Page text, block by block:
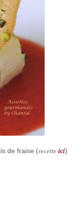
de fraise (recette ici)